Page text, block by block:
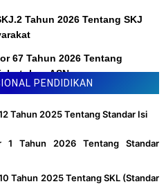
Tahun 2026 Tentang SKJ
67 Tahun 2026 Tentang
ASN
PENDIDIKAN
Tahun 2025 Tentang Standar Isi
1 Tahun 2026 Tentang Standar
Tahun 2025 Tentang SKL (Standar